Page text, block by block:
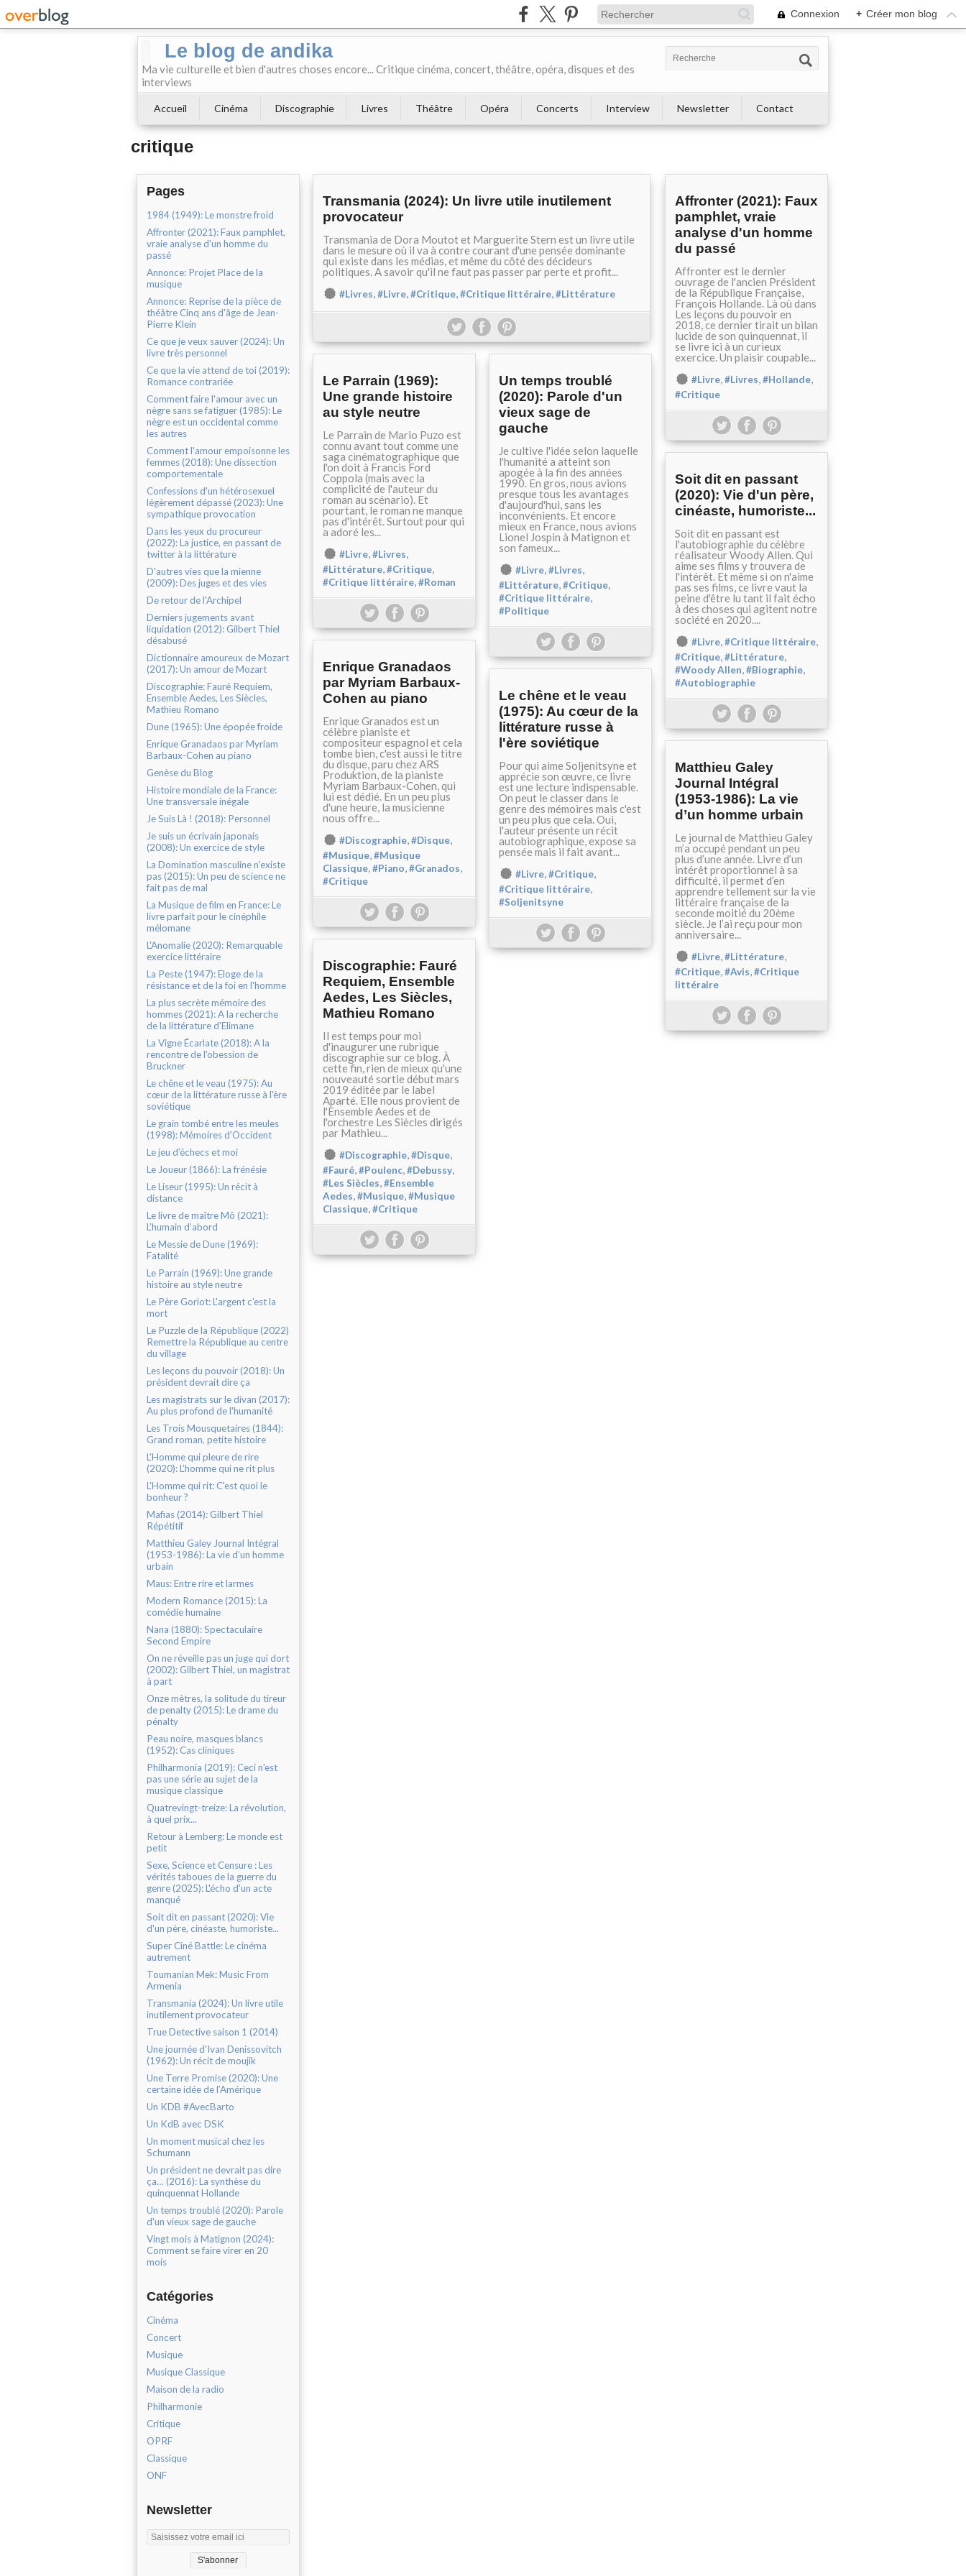
Connexion + Créer mon blog
Le blog de andika
Ma vie culturelle et bien d'autres choses encore... Critique cinéma, concert, théâtre, opéra, disques et des
interviews
Accueil Cinéma Discographie Livres Théâtre Opéra Concerts Interview Newsletter Contact
critique
Pages
1984 (1949): Le monstre froid
Affronter (2021): Faux pamphlet,
vraie analyse d'un homme du
passé
Annonce: Projet Place de la
musique
Annonce: Reprise de la pièce de
théâtre Cinq ans d'âge de Jean-
Pierre Klein
Ce que je veux sauver (2024): Un
livre très personnel
Ce que la vie attend de toi (2019):
Romance contrariée
Comment faire l'amour avec un
nègre sans se fatiguer (1985): Le
nègre est un occidental comme
les autres
Comment l'amour empoisonne les
femmes (2018): Une dissection
comportementale
Confessions d'un hétérosexuel
légèrement dépassé (2023): Une
sympathique provocation
Dans les yeux du procureur
(2022): La justice, en passant de
twitter à la littérature
D'autres vies que la mienne
(2009): Des juges et des vies
De retour de l'Archipel
Derniers jugements avant
liquidation (2012): Gilbert Thiel
désabusé
Dictionnaire amoureux de Mozart
(2017): Un amour de Mozart
Discographie: Fauré Requiem,
Ensemble Aedes, Les Siècles,
Mathieu Romano
Dune (1965): Une épopée froide
Enrique Granadaos par Myriam
Barbaux-Cohen au piano
Genèse du Blog
Histoire mondiale de la France:
Une transversale inégale
Je Suis Là ! (2018): Personnel
Je suis un écrivain japonais
(2008): Un exercice de style
La Domination masculine n'existe
pas (2015): Un peu de science ne
fait pas de mal
La Musique de film en France: Le
livre parfait pour le cinéphile
mélomane
L'Anomalie (2020): Remarquable
exercice littéraire
La Peste (1947): Eloge de la
résistance et de la foi en l'homme
La plus secrète mémoire des
hommes (2021): A la recherche
de la littérature d'Elimane
La Vigne Écarlate (2018): A la
rencontre de l'obession de
Bruckner
Le chêne et le veau (1975): Au
cœur de la littérature russe à l'ère
soviétique
Le grain tombé entre les meules
(1998): Mémoires d'Occident
Le jeu d’échecs et moi
Le Joueur (1866): La frénésie
Le Liseur (1995): Un récit à
distance
Le livre de maître Mô (2021):
L’humain d’abord
Le Messie de Dune (1969):
Fatalité
Le Parrain (1969): Une grande
histoire au style neutre
Le Père Goriot: L'argent c'est la
mort
Le Puzzle de la République (2022)
Remettre la République au centre
du village
Les leçons du pouvoir (2018): Un
président devrait dire ça
Les magistrats sur le divan (2017):
Au plus profond de l'humanité
Les Trois Mousquetaires (1844):
Grand roman, petite histoire
L'Homme qui pleure de rire
(2020): L’homme qui ne rit plus
L'Homme qui rit: C'est quoi le
bonheur ?
Mafias (2014): Gilbert Thiel
Répétitif
Matthieu Galey Journal Intégral
(1953-1986): La vie d’un homme
urbain
Maus: Entre rire et larmes
Modern Romance (2015): La
comédie humaine
Nana (1880): Spectaculaire
Second Empire
On ne réveille pas un juge qui dort
(2002): Gilbert Thiel, un magistrat
à part
Onze mètres, la solitude du tireur
de penalty (2015): Le drame du
pénalty
Peau noire, masques blancs
(1952): Cas cliniques
Philharmonia (2019): Ceci n'est
pas une série au sujet de la
musique classique
Quatrevingt-treize: La révolution,
à quel prix...
Retour à Lemberg: Le monde est
petit
Sexe, Science et Censure : Les
vérités taboues de la guerre du
genre (2025): L'écho d'un acte
manqué
Soit dit en passant (2020): Vie
d'un père, cinéaste, humoriste...
Super Ciné Battle: Le cinéma
autrement
Toumanian Mek: Music From
Armenia
Transmania (2024): Un livre utile
inutilement provocateur
True Detective saison 1 (2014)
Une journée d'Ivan Denissovitch
(1962): Un récit de moujik
Une Terre Promise (2020): Une
certaine idée de l’Amérique
Un KDB #AvecBarto
Un KdB avec DSK
Un moment musical chez les
Schumann
Un président ne devrait pas dire
ça… (2016): La synthèse du
quinquennat Hollande
Un temps troublé (2020): Parole
d'un vieux sage de gauche
Vingt mois à Matignon (2024):
Comment se faire virer en 20
mois
Catégories
Cinéma
Concert
Musique
Musique Classique
Maison de la radio
Philharmonie
Critique
OPRF
Classique
ONF
Newsletter
Transmania (2024): Un livre utile inutilement
provocateur
Transmania de Dora Moutot et Marguerite Stern est un livre utile
dans le mesure où il va à contre courant d'une pensée dominante
qui existe dans les médias, et même du côté des décideurs
politiques. A savoir qu'il ne faut pas passer par perte et profit...
#Livres,#Livre,#Critique,#Critique littéraire,#Littérature
Affronter (2021): Faux
pamphlet, vraie
analyse d'un homme
du passé
Affronter est le dernier
ouvrage de l'ancien Président
de la République Française,
François Hollande. Là où dans
Les leçons du pouvoir en
2018, ce dernier tirait un bilan
lucide de son quinquennat, il
se livre ici à un curieux
exercice. Un plaisir coupable...
#Livre,#Livres,#Hollande,
#Critique
Le Parrain (1969):
Une grande histoire
au style neutre
Le Parrain de Mario Puzo est
connu avant tout comme une
saga cinématographique que
l'on doit à Francis Ford
Coppola (mais avec la
complicité de l'auteur du
roman au scénario). Et
pourtant, le roman ne manque
pas d'intérêt. Surtout pour qui
a adoré les...
#Livre,#Livres,
#Littérature,#Critique,
#Critique littéraire,#Roman
Un temps troublé
(2020): Parole d'un
vieux sage de
gauche
Je cultive l'idée selon laquelle
l'humanité a atteint son
apogée à la fin des années
1990. En gros, nous avions
presque tous les avantages
d'aujourd'hui, sans les
inconvénients. Et encore
mieux en France, nous avions
Lionel Jospin à Matignon et
son fameux...
#Livre,#Livres,
#Littérature,#Critique,
#Critique littéraire,
#Politique
Soit dit en passant
(2020): Vie d'un père,
cinéaste, humoriste...
Soit dit en passant est
l'autobiographie du célèbre
réalisateur Woody Allen. Qui
aime ses films y trouvera de
l'intérêt. Et même si on n'aime
pas ses films, ce livre vaut la
peine d'être lu tant il fait écho
à des choses qui agitent notre
société en 2020....
#Livre,#Critique littéraire,
#Critique,#Littérature,
#Woody Allen,#Biographie,
#Autobiographie
Enrique Granadaos
par Myriam Barbaux-
Cohen au piano
Enrique Granados est un
célèbre pianiste et
compositeur espagnol et cela
tombe bien, c'est aussi le titre
du disque, paru chez ARS
Produktion, de la pianiste
Myriam Barbaux-Cohen, qui
lui est dédié. En un peu plus
d'une heure, la musicienne
nous offre...
#Discographie,#Disque,
#Musique,#Musique
Classique,#Piano,#Granados,
#Critique
Le chêne et le veau
(1975): Au cœur de la
littérature russe à
l'ère soviétique
Pour qui aime Soljenitsyne et
apprécie son œuvre, ce livre
est une lecture indispensable.
On peut le classer dans le
genre des mémoires mais c'est
un peu plus que cela. Oui,
l'auteur présente un récit
autobiographique, expose sa
pensée mais il fait avant...
#Livre,#Critique,
#Critique littéraire,
#Soljenitsyne
Matthieu Galey
Journal Intégral
(1953-1986): La vie
d’un homme urbain
Le journal de Matthieu Galey
m’a occupé pendant un peu
plus d’une année. Livre d’un
intérêt proportionnel à sa
difficulté, il permet d’en
apprendre tellement sur la vie
littéraire française de la
seconde moitié du 20ème
siècle. Je l’ai reçu pour mon
anniversaire...
#Livre,#Littérature,
#Critique,#Avis,#Critique
littéraire
Discographie: Fauré
Requiem, Ensemble
Aedes, Les Siècles,
Mathieu Romano
Il est temps pour moi
d'inaugurer une rubrique
discographie sur ce blog. À
cette fin, rien de mieux qu'une
nouveauté sortie début mars
2019 éditée par le label
Aparté. Elle nous provient de
l'Ensemble Aedes et de
l'orchestre Les Siècles dirigés
par Mathieu...
#Discographie,#Disque,
#Fauré,#Poulenc,#Debussy,
#Les Siècles,#Ensemble
Aedes,#Musique,#Musique
Classique,#Critique